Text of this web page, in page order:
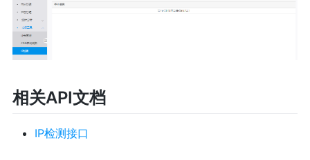
相关API文档
IP检测接口